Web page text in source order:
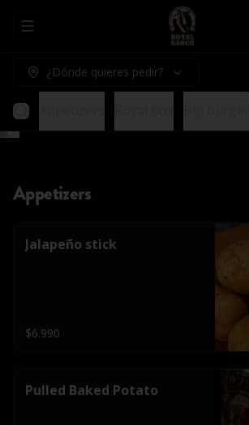
Abrir menu de navegación
¿Dónde quieres pedir?
Appetizers
Jalapeño stick
$6.990
Pulled Baked Potato